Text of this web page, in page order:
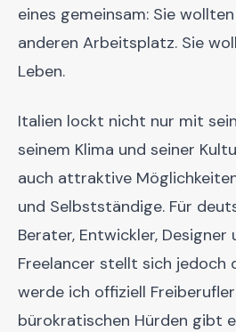
eines gemeinsam: Sie
anderen Arbeitsplatz. Sie
Leben.
Italien lockt nicht nur mit
seinem Klima und seiner
auch attraktive
und Selbstständige. Für
Berater, Entwickler, Designer
Freelancer stellt sich jedoch
werde ich offiziell
bürokratischen Hürden gibt